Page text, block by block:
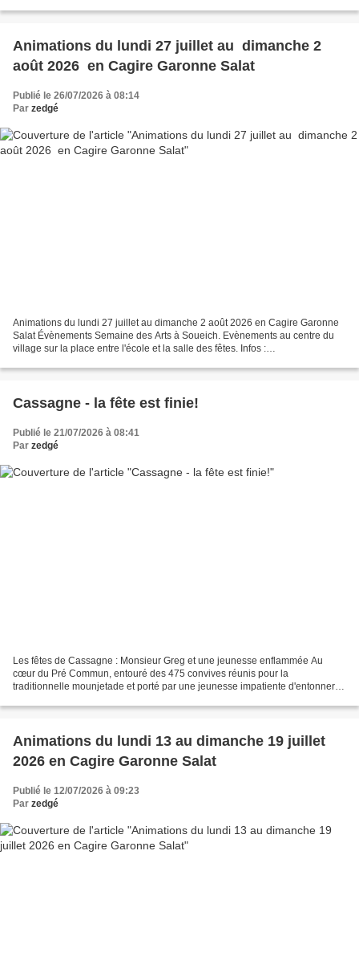
Animations du lundi 27 juillet au dimanche 2
août 2026 en Cagire Garonne Salat
Publié le 26/07/2026 à 08:14
Par zedgé
Animations du lundi 27 juillet au dimanche 2 août 2026 en Cagire Garonne
Salat Évènements Semaine des Arts à Soueich. Evènements au centre du
village sur la place entre l'école et la salle des fêtes. Infos :
Cassagne - la fête est finie!
Publié le 21/07/2026 à 08:41
Par zedgé
Les fêtes de Cassagne : Monsieur Greg et une jeunesse enflammée Au
cœur du Pré Commun, entouré des 475 convives réunis pour la
traditionnelle mounjetade et porté par une jeunesse impatiente d'entonner
Animations du lundi 13 au dimanche 19 juillet
2026 en Cagire Garonne Salat
Publié le 12/07/2026 à 09:23
Par zedgé